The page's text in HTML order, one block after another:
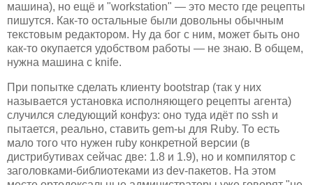
машина), но ещё и "workstation" — это место где рецепты
пишутся. Как-то остальные были довольны обычным
текстовым редактором. Ну да бог с ним, может быть оно
как-то окупается удобством работы — не знаю. В общем,
нужна машина с knife.
При попытке сделать клиенту bootstrap (так у них
называется установка исполняющего рецепты агента)
случился следующий конфуз: оно туда идёт по ssh и
пытается, реально, ставить gem-ы для Ruby. То есть
мало того что нужен ruby конкретной версии (в
дистрибутивах сейчас две: 1.8 и 1.9), но и компилятор с
заголовками-библиотеками из dev-пакетов. На этом